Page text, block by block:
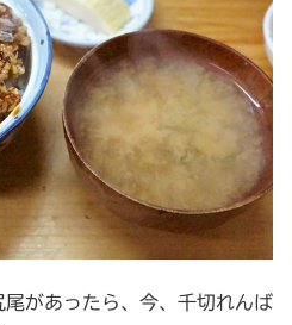
があったら、今、千切れんば